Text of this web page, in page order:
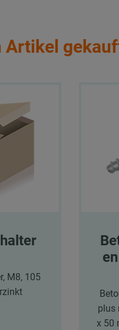
Artikel
M8, 105
plus
x 50